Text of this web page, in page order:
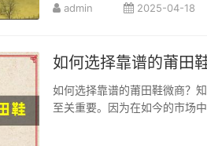
admin 2025-04-18
如何选择靠谱的莆田
如何选择靠谱的莆田鞋微商？
至关重要。因为在如今的市场中